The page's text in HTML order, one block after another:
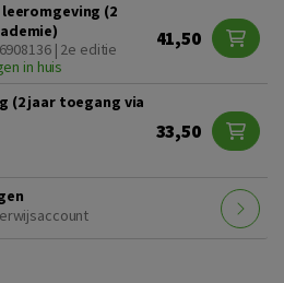
(2
| 2e editie
in huis
41,50
(2 jaar toegang via
33,50